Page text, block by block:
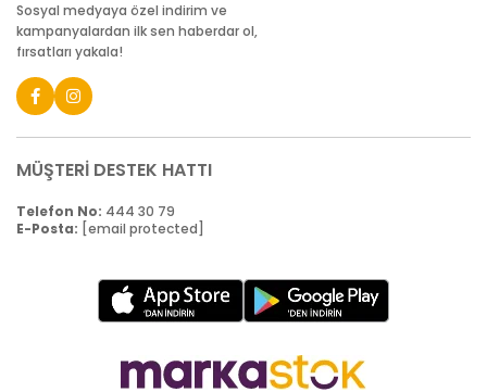
Sosyal medyaya özel indirim ve
kampanyalardan ilk sen haberdar ol,
fırsatları yakala!
MÜŞTERİ DESTEK HATTI
Telefon No: 444 30 79
E-Posta: [email protected]